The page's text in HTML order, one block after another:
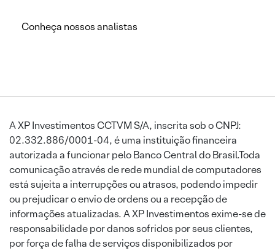
Conheça nossos analistas
A XP Investimentos CCTVM S/A, inscrita sob o CNPJ:
02.332.886/0001-04, é uma instituição financeira
autorizada a funcionar pelo Banco Central do Brasil.Toda
comunicação através de rede mundial de computadores
está sujeita a interrupções ou atrasos, podendo impedir
ou prejudicar o envio de ordens ou a recepção de
informações atualizadas. A XP Investimentos exime-se de
responsabilidade por danos sofridos por seus clientes,
por força de falha de serviços disponibilizados por